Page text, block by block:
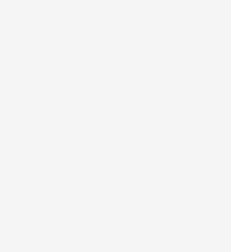
Conseils
maximiser